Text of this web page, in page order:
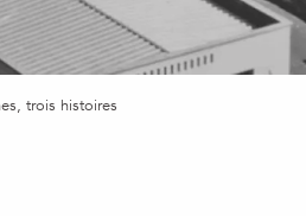
trois histoires